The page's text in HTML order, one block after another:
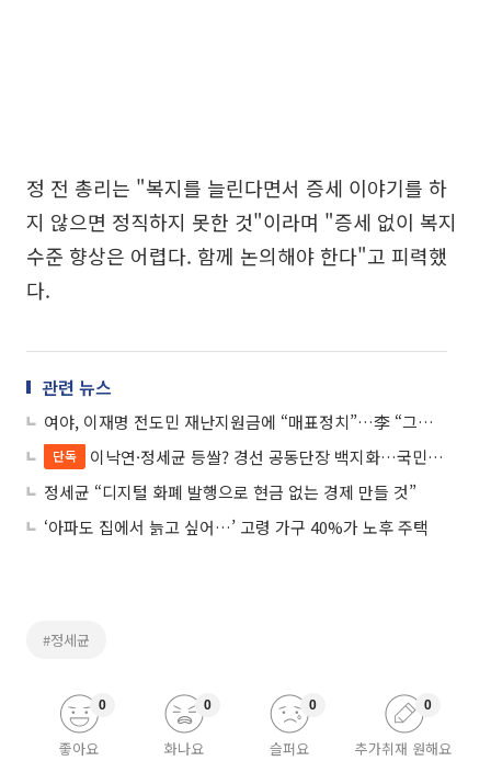
정 전 총리는 "복지를 늘린다면서 증세 이야기를 하
지 않으면 정직하지 못한 것"이라며 "증세 없이 복지
수준 향상은 어렵다. 함께 논의해야 한다"고 피력했
다.
관련 뉴스
여야, 이재명 전도민 재난지원금에 “매표정치”…李 “그럼 정부도 매표행위?”
단독
이낙연·정세균 등쌀? 경선 공동단장 백지화…국민면접관 섭외는 방송사
정세균 “디지털 화폐 발행으로 현금 없는 경제 만들 것”
‘아파도 집에서 늙고 싶어…’ 고령 가구 40%가 노후 주택
#정세균
좋아요
0
화나요
0
슬퍼요
0
추가취재 원해요
0